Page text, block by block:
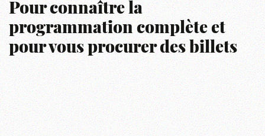
Pour connaître la
programmation complète et
pour vous procurer des billets